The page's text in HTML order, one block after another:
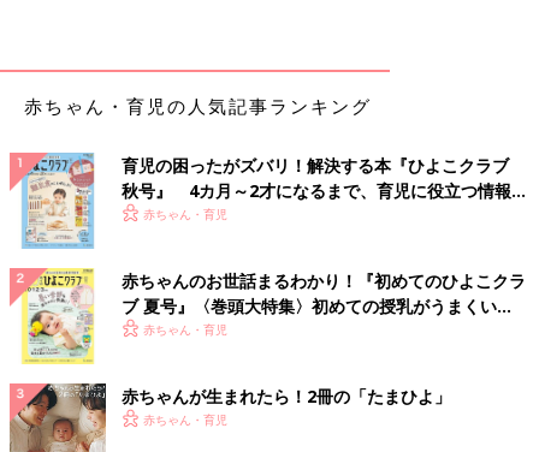
赤ちゃん・育児の人気記事ランキング
育児の困ったがズバリ！解決する本『ひよこクラブ
秋号』 4カ月～2才になるまで、育児に役立つ情報が
いっぱい！
赤ちゃん・育児
赤ちゃんのお世話まるわかり！『初めてのひよこクラ
ブ 夏号』〈巻頭大特集〉初めての授乳がうまくい
く！ おっぱい・ミルクの基本と夏のトラブル 解決テ
赤ちゃん・育児
赤ちゃんが生まれたら！2冊の「たまひよ」
赤ちゃん・育児